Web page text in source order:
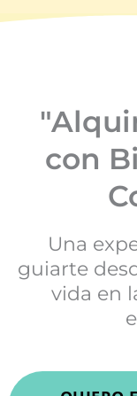
con
Una
guiarte
vida en